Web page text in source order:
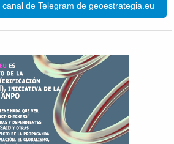
de Telegram de geoestrategia.eu